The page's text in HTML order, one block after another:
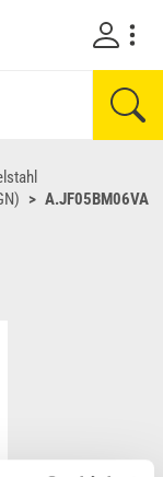
A.JF05BM06VA